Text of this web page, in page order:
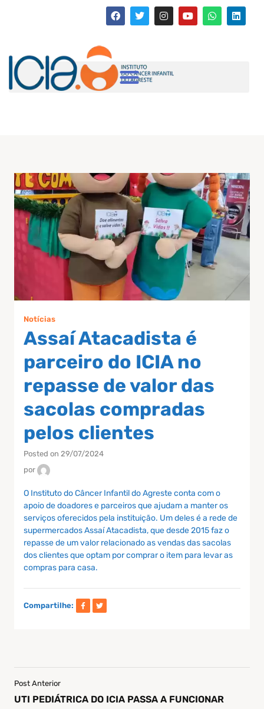
Notícias
Assaí Atacadista é
parceiro do ICIA no
repasse de valor das
sacolas compradas
pelos clientes
Posted on 29/07/2024
por
O Instituto do Câncer Infantil do Agreste conta com o
apoio de doadores e parceiros que ajudam a manter os
serviços oferecidos pela instituição. Um deles é a rede de
supermercados Assaí Atacadista, que desde 2015 faz o
repasse de um valor relacionado as vendas das sacolas
dos clientes que optam por comprar o item para levar as
compras para casa.
Compartilhe:
Post Anterior
UTI PEDIÁTRICA DO ICIA PASSA A FUNCIONAR